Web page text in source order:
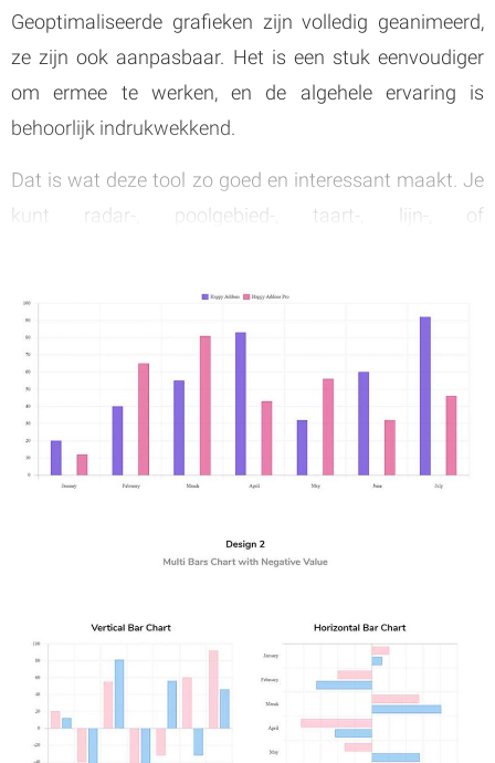
Geoptimaliseerde grafieken zijn volledig geanimeerd,
ze zijn ook aanpasbaar. Het is een stuk eenvoudiger
om ermee te werken, en de algehele ervaring is
behoorlijk indrukwekkend.
Dat is wat deze tool zo goed en interessant maakt. Je
kunt radar-, poolgebied-, taart-, lijn-, of